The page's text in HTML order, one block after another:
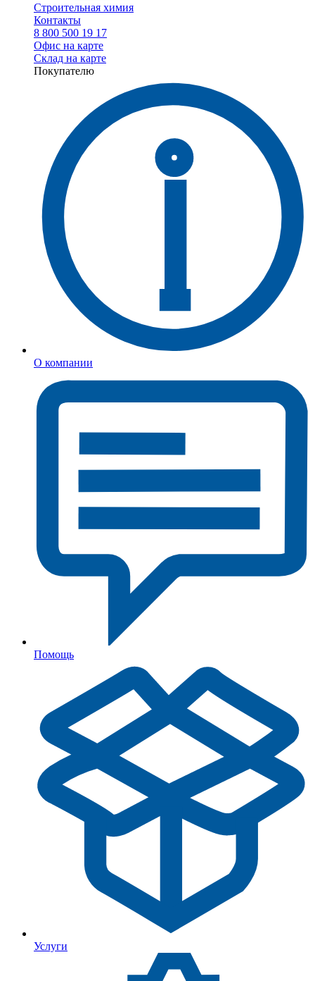
Строительная химия
Контакты
8 800 500 19 17
Офис на карте
Склад на карте
Покупателю
О компании
Помощь
Услуги